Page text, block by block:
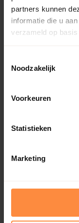
partners kunnen
informatie die u
verzameld op
Noodzakelijk
Voorkeuren
Statistieken
Marketing
Kuipen